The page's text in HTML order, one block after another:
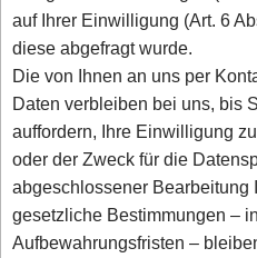
auf Ihrer Einwilligung (Art. 6
diese abgefragt wurde.
Die von Ihnen an uns per
Daten verbleiben bei uns, bis
auffordern, Ihre Einwilligung
oder der Zweck für die
abgeschlossener
gesetzliche Bestimmungen –
Aufbewahrungsfristen –